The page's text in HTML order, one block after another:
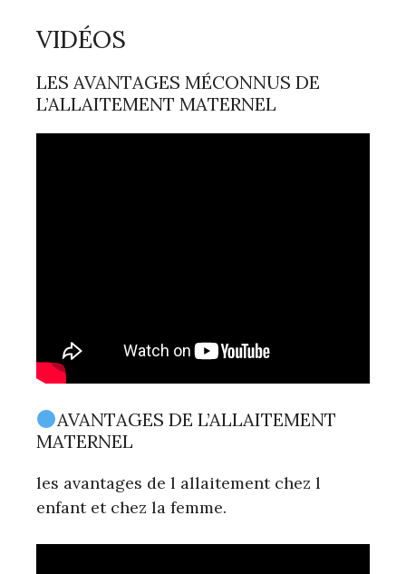
VIDÉOS
LES AVANTAGES MÉCONNUS DE
L’ALLAITEMENT MATERNEL
AVANTAGES DE L’ALLAITEMENT
MATERNEL
les avantages de l allaitement chez l
enfant et chez la femme.